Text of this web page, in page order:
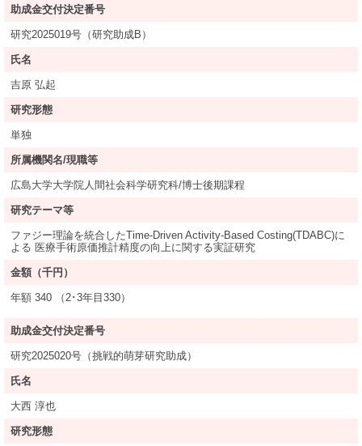
助成金交付決定番号
研究2025019号（研究助成B）
氏名
吉原 弘起
研究形態
単独
所属機関名/現職等
広島大学大学院人間社会科学研究科/博士後期課程
研究テーマ等
ファジー理論を統合したTime-Driven Activity-Based Costing(TDABC)に
よる 医療手術原価推計精度の向上に関する実証研究
金額（千円）
年額 340 （2･3年目330）
助成金交付決定番号
研究2025020号（挑戦的萌芽研究助成）
氏名
大西 淳也
研究形態